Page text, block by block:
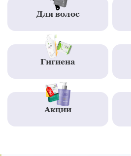
Для волос
Гигиена
Акции